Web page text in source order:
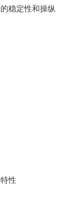
稳定性和操纵
性